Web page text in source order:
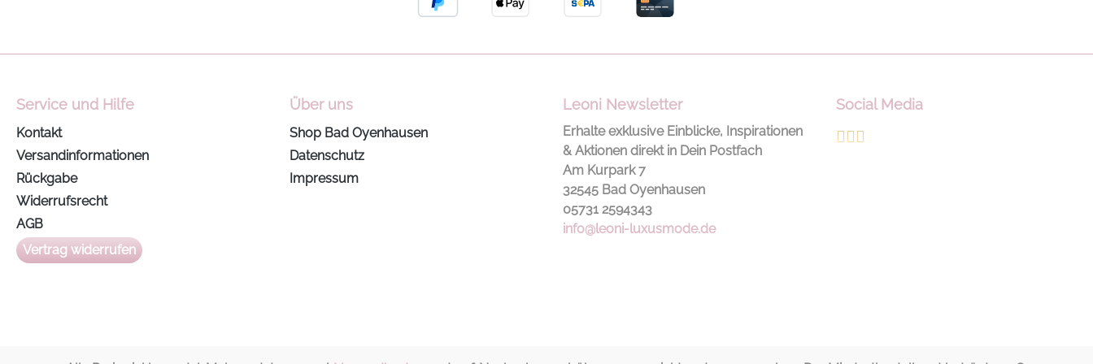
Service und Hilfe
Kontakt
Versandinformationen
Rückgabe
Widerrufsrecht
AGB
Vertrag widerrufen
Über uns
Shop Bad Oyenhausen
Datenschutz
Impressum
Leoni Newsletter
Erhalte exklusive Einblicke, Inspirationen
& Aktionen direkt in Dein Postfach
Am Kurpark 7
32545 Bad Oyenhausen
05731 2594343
info@leoni-luxusmode.de
Social Media